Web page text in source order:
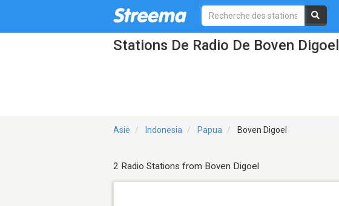
Stations De Radio De Boven Digoel
Asie Indonesia Papua Boven Digoel
2 Radio Stations from Boven Digoel